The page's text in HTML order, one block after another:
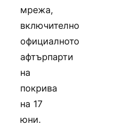
мрежа,
включително
официалното
афтърпарти
на
покрива
на 17
юни.